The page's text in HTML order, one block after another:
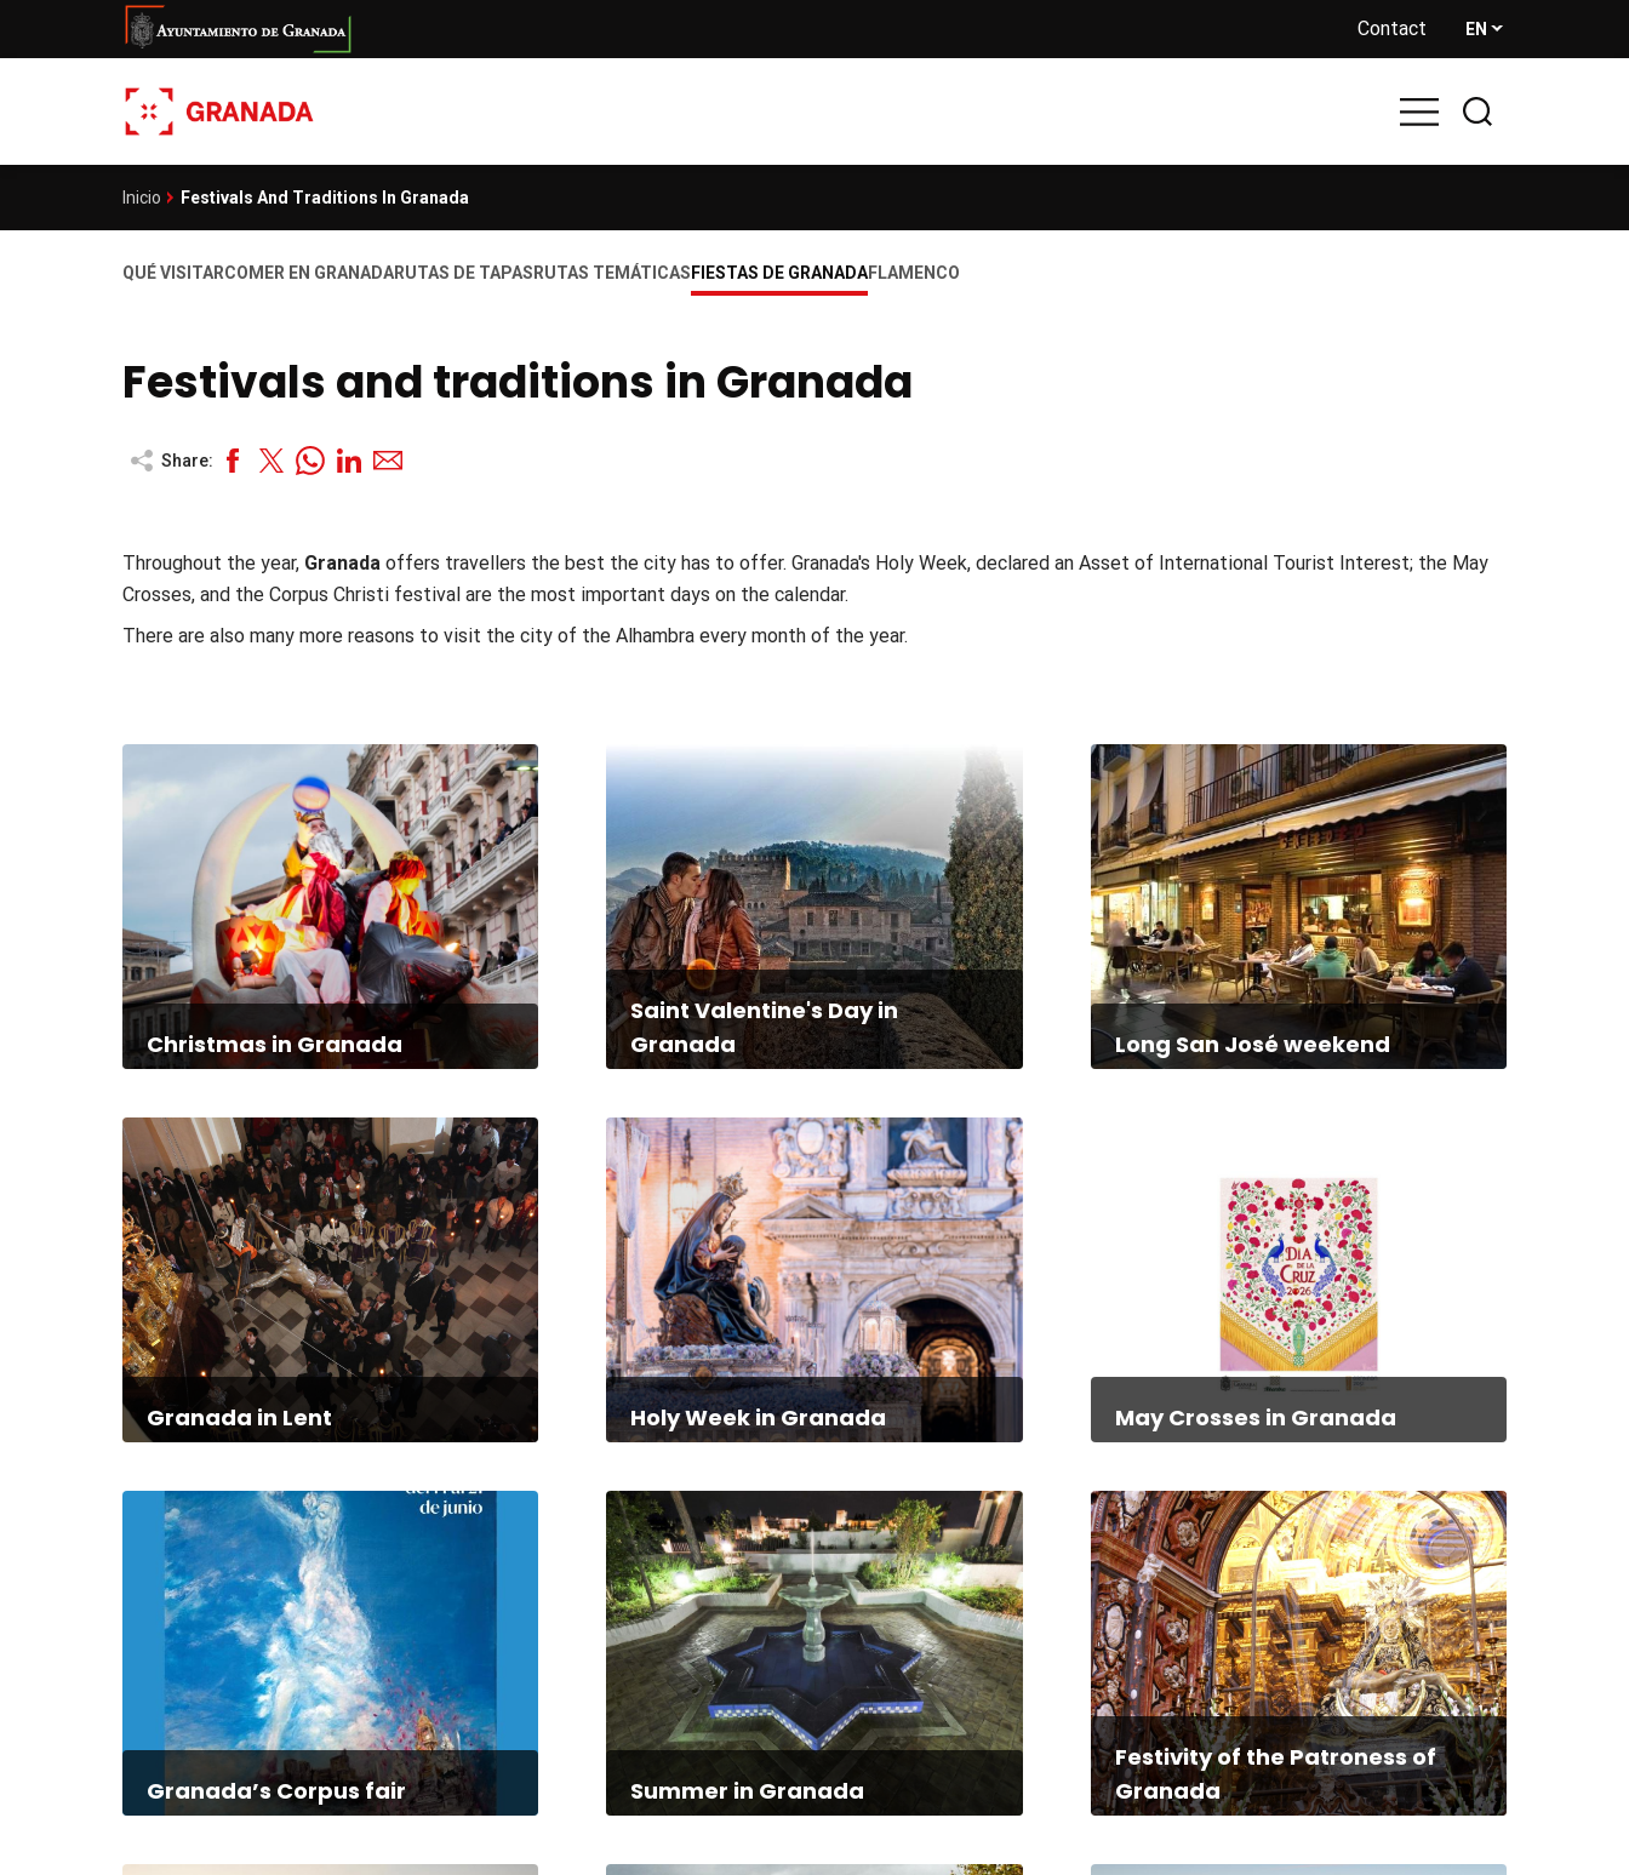
main
Contact EN
Breadcrumb
Inicio Festivals And Traditions In Granada
Navegación
Granadatur
QUÉ VISITARCOMER EN GRANADARUTAS DE TAPAS RUTAS TEMÁTICAS FIESTAS DE GRANADAFLAMENCO
Festivals and traditions in Granada
Share:
Throughout the year, Granada offers travellers the best the city has to offer. Granada's Holy Week, declared an Asset of International Tourist Interest; the May
Crosses, and the Corpus Christi festival are the most important days on the calendar.
There are also many more reasons to visit the city of the Alhambra every month of the year.
Christmas in Granada
Saint Valentine's Day in
Granada
Long San José weekend
Granada in Lent Holy Week in Granada May Crosses in Granada
Granada’s Corpus fair Summer in Granada
Festivity of the Patroness of
Granada